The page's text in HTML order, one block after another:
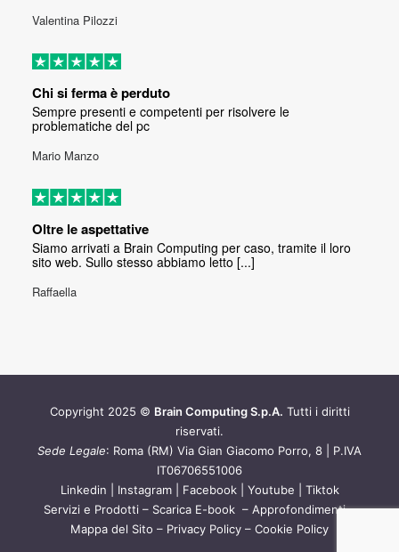
Valentina Pilozzi
Chi si ferma è perduto
Sempre presenti e competenti per risolvere le
problematiche del pc
Mario Manzo
Oltre le aspettative
Siamo arrivati a Brain Computing per caso, tramite il loro
sito web. Sullo stesso abbiamo letto [...]
Raffaella
Copyright 2025 © Brain Computing S.p.A. Tutti i diritti
riservati.
Sede Legale: Roma (RM) Via Gian Giacomo Porro, 8 | P.IVA
IT06706551006
Linkedin
Instagram| Facebook| Youtube
Tiktok
Servizi e Prodotti – Scarica E-book – Approfondimenti–
Mappa del Sito – Privacy Policy – Cookie Policy